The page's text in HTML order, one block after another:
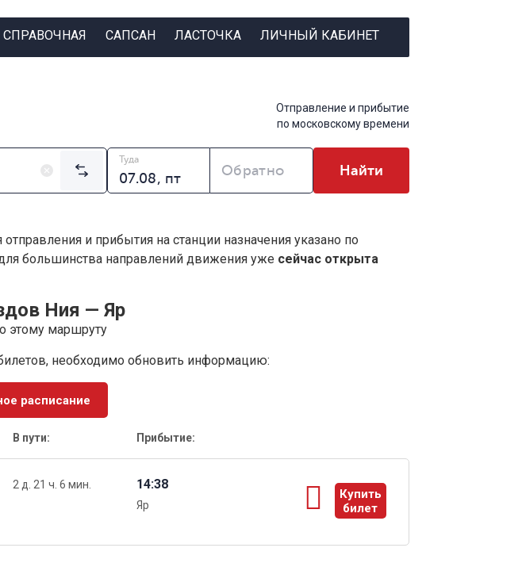
СПРАВОЧНАЯ САПСАН ЛАСТОЧКА ЛИЧНЫЙ КАБИНЕТ
Отправление и прибытие
по московскому времени
Туда
Обратно Найти
отправления и прибытия на станции назначения указано по
большинства направлений движения уже сейчас открыта
Ния — Яр
этому маршруту
необходимо обновить информацию:
расписание
В пути: Прибытие:
2 д. 21 ч. 6 мин. 14:38
Яр
Купить
билет
ы